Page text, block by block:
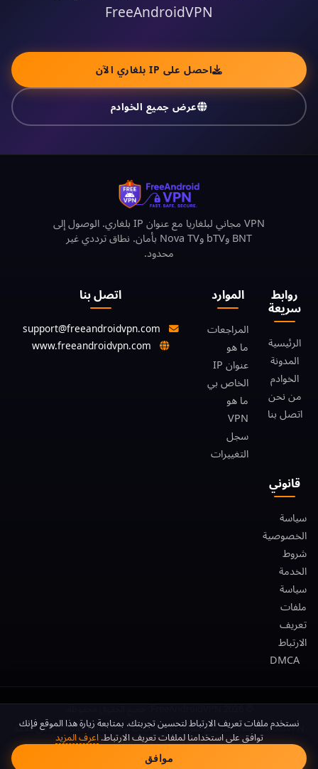
FreeAndroidVPN
احصل على IP بلغاري الآن
عرض جميع الخوادم
روابط
سريعة
الرئيسية
المدونة
الخوادم
من نحن
اتصل بنا
الموارد
المراجعات
ما هو
عنوان IP
الخاص بي
ما هو
VPN
سجل
التغييرات
قانوني
سياسة
الخصوصية
شروط
الخدمة
سياسة
ملفات
تعريف
الارتباط
DMCA
VPN مجاني لبلغاريا مع عنوان IP بلغاري. الوصول إلى
BNT وbTV وNova TV بأمان. نطاق ترددي غير
محدود.
اتصل بنا
FreeAndroidVPN غير تابع لشركة Google LLC أو Android. Android هي علامة
تجارية لشركة Google LLC.
موافقة ملفات تعريف
نستخدم ملفات تعريف الارتباط لتحسين تجربتك. بمتابعة زيارة هذا الموقع فإنك
توافق على استخدامنا لملفات تعريف الارتباط.اعرف المزيد
موافق